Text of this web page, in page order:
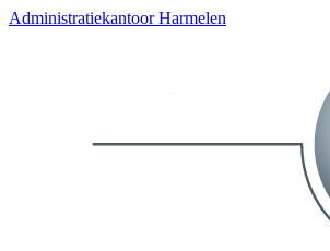
Administratiekantoor Harmelen